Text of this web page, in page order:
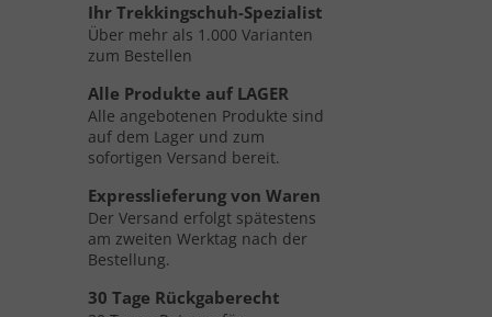
Ihr Trekkingschuh-Spezialist
Über mehr als 1.000 Varianten
zum Bestellen
Alle Produkte auf LAGER
Alle angebotenen Produkte sind
auf dem Lager und zum
sofortigen Versand bereit.
Expresslieferung von Waren
Der Versand erfolgt spätestens
am zweiten Werktag nach der
Bestellung.
30 Tage Rückgaberecht